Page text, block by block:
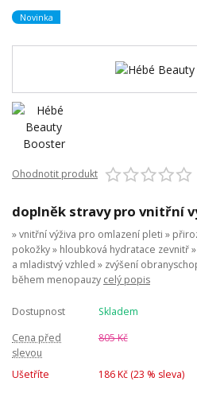
Novinka
Ohodnotit produkt
doplněk stravy pro vnitřní
» vnitřní výživa pro omlazení pleti »
pokožky » hloubková hydratace zevnitř
a mladistvý vzhled » zvýšení
během menopauzy celý popis
Dostupnost
Skladem
Cena před
slevou
805 Kč
Ušetříte 186 Kč (23 % sleva)